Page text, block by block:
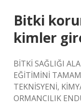
Bitki
kimler
BİTKİ SAĞLIĞI
EĞİTİMİNİ
TEKNİSYENİ,
ORMANCILIK